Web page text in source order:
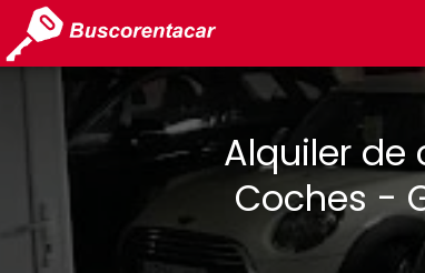
Alquiler de
Coches -